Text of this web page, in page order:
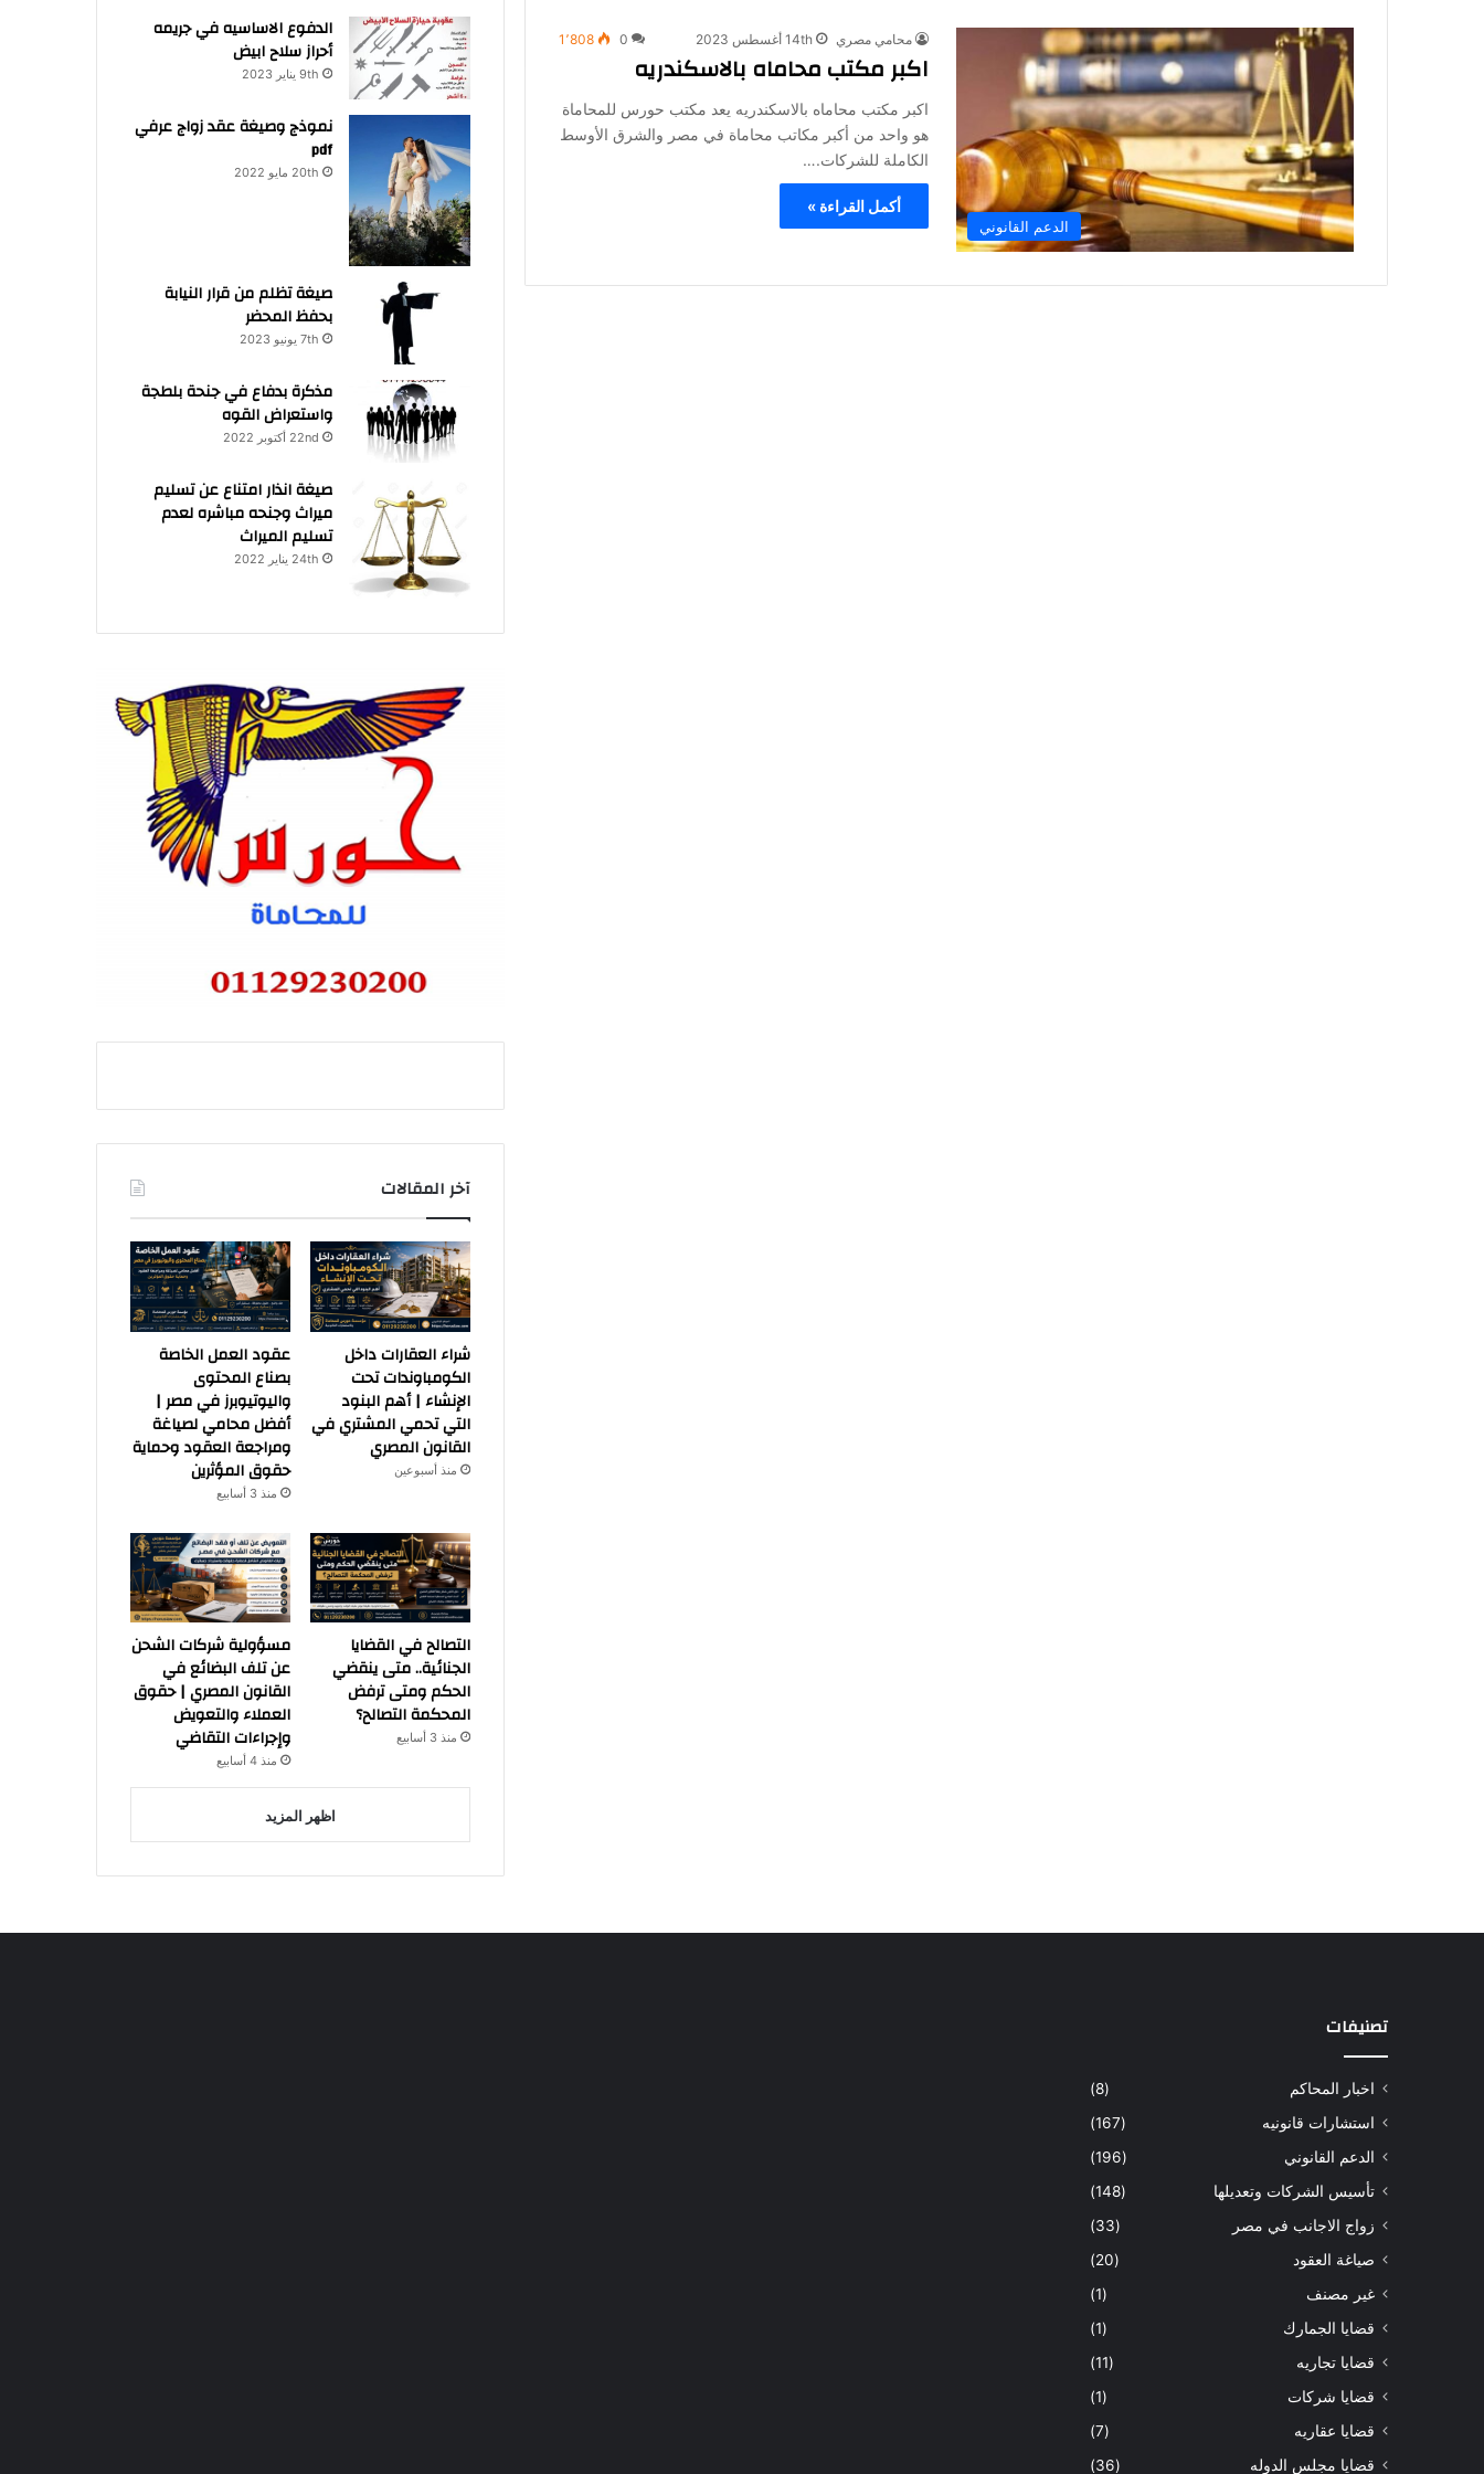
الدعم القانوني
محامي مصري 14th أغسطس 2023 0 1٬808
اكبر مكتب محاماه بالاسكندريه
اكبر مكتب محاماه بالاسكندريه يعد مكتب حورس للمحاماة
هو واحد من أكبر مكاتب محاماة في مصر والشرق الأوسط
الكاملة للشركات.…
أكمل القراءة »
الدفوع الاساسيه في جريمه
أحراز سلاح ابيض
9th يناير 2023
نموذج وصيغة عقد زواج عرفي
pdf
20th مايو 2022
صيغة تظلم من قرار النيابة
بحفظ المحضر
7th يونيو 2023
مذكرة بدفاع في جنحة بلطجة
واستعراض القوه
22nd أكتوبر 2022
صيغة انذار امتناع عن تسليم
ميراث وجنحه مباشره لعدم
تسليم الميراث
24th يناير 2022
آخر المقالات
شراء العقارات داخل
الكومباوندات تحت
الإنشاء | أهم البنود
التي تحمي المشتري في
القانون المصري
منذ أسبوعين
عقود العمل الخاصة
بصناع المحتوى
واليوتيوبرز في مصر |
أفضل محامي لصياغة
ومراجعة العقود وحماية
حقوق المؤثرين
منذ 3 أسابيع
التصالح في القضايا
الجنائية.. متى ينقضي
الحكم ومتى ترفض
المحكمة التصالح؟
منذ 3 أسابيع
مسؤولية شركات الشحن
عن تلف البضائع في
القانون المصري | حقوق
العملاء والتعويض
وإجراءات التقاضي
منذ 4 أسابيع
اظهر المزيد
تصنيفات
اخبار المحاكم
(8)
استشارات قانونيه
(167)
الدعم القانوني
(196)
تأسيس الشركات وتعديلها
(148)
زواج الاجانب في مصر
(33)
صياغة العقود
(20)
غير مصنف
(1)
قضايا الجمارك
(1)
قضايا تجاريه
(11)
قضايا شركات
(1)
قضايا عقاريه
(7)
قضايا مجلس الدوله
(36)